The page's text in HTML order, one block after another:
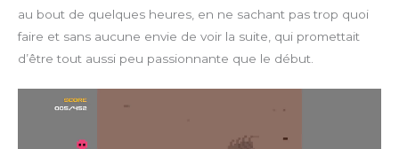
au bout de quelques heures, en ne sachant pas trop quoi
faire et sans aucune envie de voir la suite, qui promettait
d’être tout aussi peu passionnante que le début.